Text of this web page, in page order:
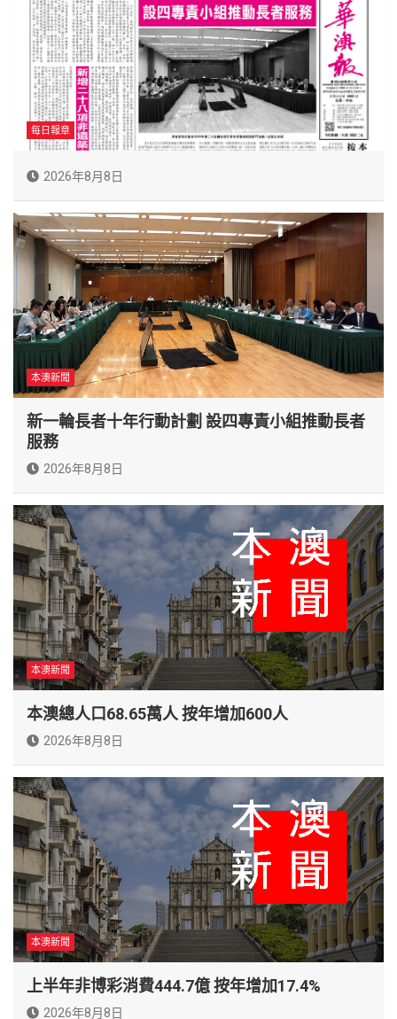
每日報章
2026年8月8日
本澳新聞
新一輪長者十年行動計劃 設四專責小組推動長者
服務
2026年8月8日
本澳新聞
本澳總人口68.65萬人 按年增加600人
2026年8月8日
本澳新聞
上半年非博彩消費444.7億 按年增加17.4%
2026年8月8日